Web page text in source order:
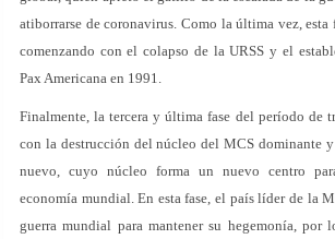
atiborrarse de coronavirus. Como la última vez, esta
comenzando con el colapso de la URSS y el
Pax Americana en 1991.
Finalmente, la tercera y última fase del período de
con la destrucción del núcleo del MCS dominante
nuevo, cuyo núcleo forma un nuevo centro
economía mundial. En esta fase, el país líder de la
guerra mundial para mantener su hegemonía, por